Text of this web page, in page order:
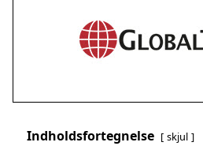
Indholdsfortegnelse skjul